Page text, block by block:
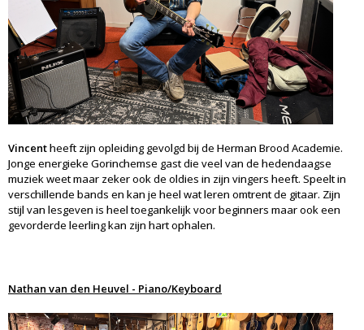
Vincentheeft zijn opleiding gevolgd bij de Herman Brood Academie.
Jonge energieke Gorinchemse gast die veel van de hedendaagse
muziek weet maar zeker ook de oldies in zijn vingers heeft. Speelt in
verschillende bands en kan je heel wat leren omtrent de gitaar. Zijn
stijl van lesgeven is heel toegankelijk voor beginners maar ook een
gevorderde leerling kan zijn hart ophalen.
Nathan van den Heuvel - Piano/Keyboard